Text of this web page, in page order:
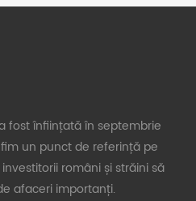
a fost înființată în septembrie
un punct de referință pe
români și străini să
afaceri importanți.